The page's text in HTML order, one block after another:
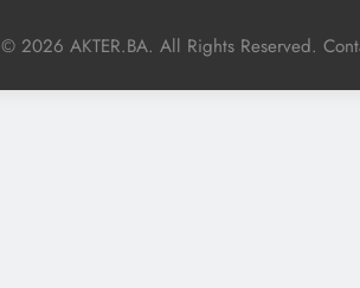
© 2026 AKTER.BA. All Rights Reserved.